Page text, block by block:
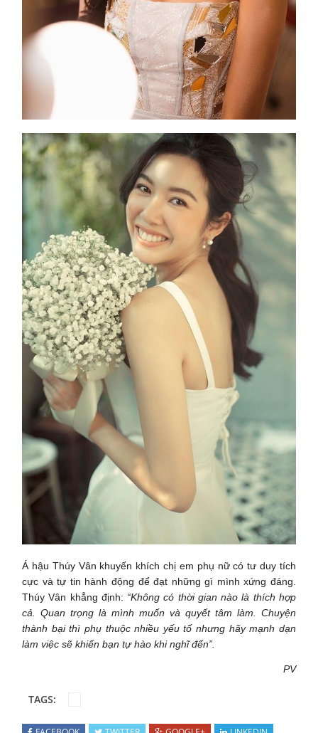
Á hậu Thúy Vân khuyến khích chị em phụ nữ có tư duy tích
cực và tự tin hành động để đạt những gì mình xứng đáng.
Thúy Vân khẳng định: “Không có thời gian nào là thích hợp
cả. Quan trọng là mình muốn và quyết tâm làm. Chuyện
thành bại thì phụ thuộc nhiều yếu tố nhưng hãy mạnh dạn
làm việc sẽ khiến bạn tự hào khi nghĩ đến”.
PV
TAGS: